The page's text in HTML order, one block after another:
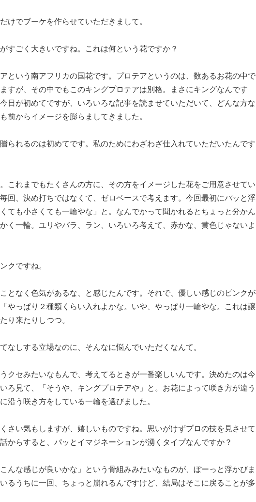
けでブーケを作らせていただきまして。
すごく大きいですね。これは何という花ですか？
という南アフリカの国花です。プロテアというのは、数あるお花の中で
すが、その中でもこのキングプロテアは別格。まさにキングなんです
日が初めてですが、いろいろな記事を読ませていただいて、どんな方な
前からイメージを膨らましてきました。
られるのは初めてです。私のためにわざわざ仕入れていただいたんです
これまでもたくさんの方に、その方をイメージした花をご用意させてい
回、決め打ちではなくて、ゼロベースで考えます。今回最初にパッと浮
ても小さくても一輪やな」と。なんでかって聞かれるとちょっと分かん
く一輪。ユリやバラ、ラン、いろいろ考えて、赤かな、黄色じゃないよ
クですね。
となく色気があるな、と感じたんです。それで、優しい感じのピンクが
やっぱり２種類くらい入れよかな。いや、やっぱり一輪やな。これは譲
り来たりしつつ。
なしする立場なのに、そんなに悩んでいただくなんて。
クセみたいなもんで、考えてるときが一番楽しいんです。決めたのは今
ろ見て、「そうや、キングプロテアや」と。お花によって咲き方が違う
沿う咲き方をしている一輪を選びました。
さい気もしますが、嬉しいものですね。思いがけずプロの技を見させて
からすると、パッとイマジネーションが湧くタイプなんですか？
んな感じが良いかな」という骨組みみたいなものが、ぼーっと浮かびま
るうちに一回、ちょっと崩れるんですけど、結局はそこに戻ることが多